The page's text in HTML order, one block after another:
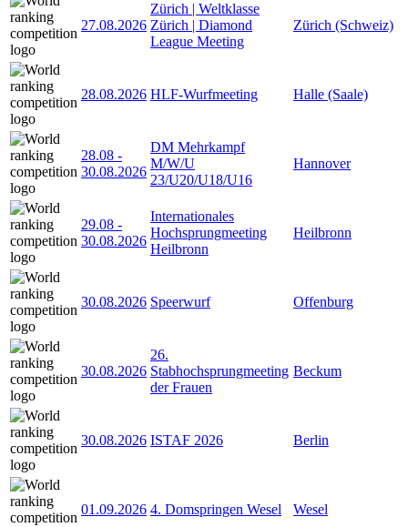
27.08.2026
Zürich | Weltklasse
Zürich | Diamond
League Meeting
Zürich (Schweiz)
28.08.2026 HLF-Wurfmeeting Halle (Saale)
28.08 -
30.08.2026
DM Mehrkampf
M/W/U
23/U20/U18/U16
Hannover
29.08 -
30.08.2026
Internationales
Hochsprungmeeting
Heilbronn
Heilbronn
30.08.2026 Speerwurf Offenburg
30.08.2026
26.
Stabhochsprungmeeting
der Frauen
Beckum
30.08.2026 ISTAF 2026 Berlin
01.09.2026 4. Domspringen Wesel Wesel